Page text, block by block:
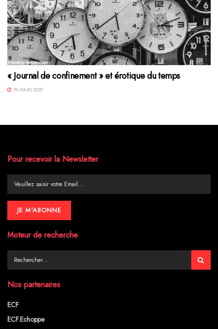
« Journal de confinement » et érotique du temps
29 MARS 2020
Pour recevoir la Newsletter
Moteur de recherche
Nos partenaires
ECF
ECF.Echoppe